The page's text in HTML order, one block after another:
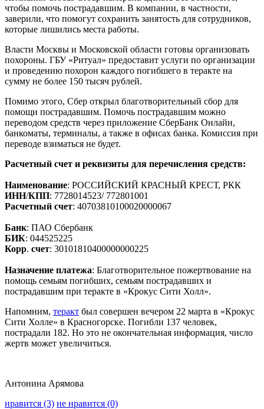
чтобы помочь пострадавшим. В компании, в частности,
заверили, что помогут сохранить занятость для сотрудников,
которые лишились места работы.
Власти Москвы и Московской области готовы организовать
похороны. ГБУ «Ритуал» предоставит услуги по организации
и проведению похорон каждого погибшего в теракте на
сумму не более 150 тысяч рублей.
Помимо этого, Сбер открыл благотворительный сбор для
помощи пострадавшим. Помочь пострадавшим можно
переводом средств через приложение СберБанк Онлайн,
банкоматы, терминалы, а также в офисах банка. Комиссия при
переводе взиматься не будет.
Расчетный счет и реквизиты для перечисления средств:
Наименование: РОССИЙСКИЙ КРАСНЫЙ КРЕСТ, РКК
ИНН/КПП: 7728014523/ 772801001
Расчетный счет: 40703810100020000067
Банк: ПАО Сбербанк
БИК: 044525225
Корр. счет: 30101810400000000225
Назначение платежа: Благотворительное пожертвование на
помощь семьям погибших, семьям пострадавших и
пострадавшим при теракте в «Крокус Сити Холл».
Напомним, теракт был совершен вечером 22 марта в «Крокус
Сити Холле» в Красногорске. Погибли 137 человек,
пострадали 182. Но это не окончательная информация, число
жертв может увеличиться.
Антонина Арямова
нравится (3) не нравится (0)